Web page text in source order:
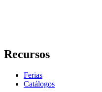
Recursos
Ferias
Catálogos